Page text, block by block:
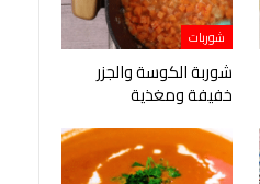
شوربات
شوربة الكوسة والجزر
خفيفة ومغذية